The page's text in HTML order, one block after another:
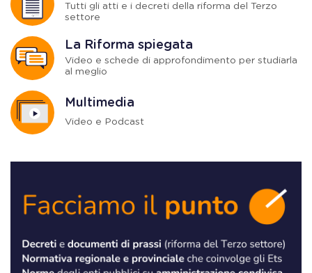
Tutti gli atti e i decreti della riforma del Terzo
settore
La Riforma spiegata
Video e schede di approfondimento per studiarla
al meglio
Multimedia
Video e Podcast